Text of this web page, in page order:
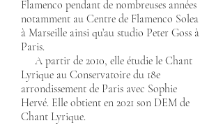
Flamenco pendant de nombreuses années
notamment au Centre de Flamenco Solea
à Marseille ainsi qu’au studio Peter Goss à
Paris.
A partir de 2010, elle étudie le Chant
Lyrique au Conservatoire du 18e
arrondissement de Paris avec Sophie
Hervé. Elle obtient en 2021 son DEM de
Chant Lyrique.